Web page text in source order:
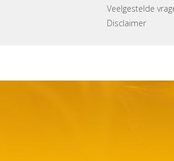
Veelgestelde
Disclaimer